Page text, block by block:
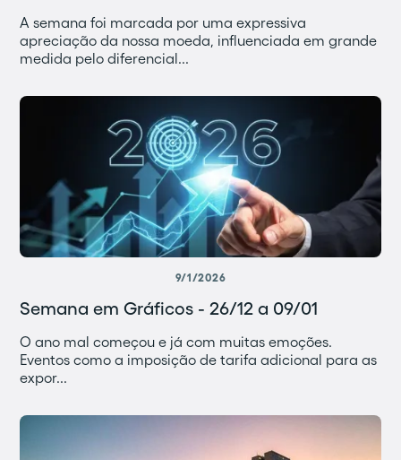
A semana foi marcada por uma expressiva
apreciação da nossa moeda, influenciada em grande
medida pelo diferencial...
9/1/2026
Semana em Gráficos - 26/12 a 09/01
O ano mal começou e já com muitas emoções.
Eventos como a imposição de tarifa adicional para as
expor...